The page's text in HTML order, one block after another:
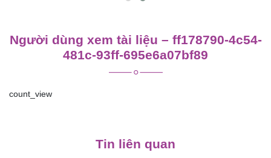
Người dùng xem tài liệu – ff178790-4c54-
481c-93ff-695e6a07bf89
count_view
Tin liên quan